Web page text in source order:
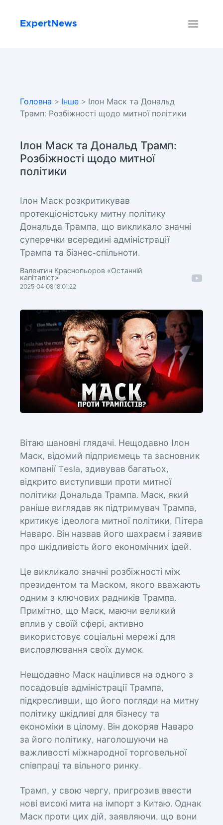
ExpertNews
Головна > Інше > Ілон Маск та Дональд
Трамп: Розбіжності щодо митної політики
Ілон Маск та Дональд Трамп:
Розбіжності щодо митної
політики
Ілон Маск розкритикував
протекціоністську митну політику
Дональда Трампа, що викликало значні
суперечки всередині адміністрації
Трампа та бізнес-спільноти.
Валентин Краснопьоров «Останній
капіталіст»
2025-04-08 18:01:22
Вітаю шановні глядачі. Нещодавно Ілон
Маск, відомий підприємець та засновник
компанії Tesla, здивував багатьох,
відкрито виступивши проти митної
політики Дональда Трампа. Маск, який
раніше виглядав як підтримувач Трампа,
критикує ідеолога митної політики, Пітера
Наваро. Він назвав його шахраєм і заявив
про шкідливість його економічних ідей.
Це викликало значні розбіжності між
президентом та Маском, якого вважають
одним з ключових радників Трампа.
Примітно, що Маск, маючи великий
вплив у своїй сфері, активно
використовує соціальні мережі для
висловлювання своїх думок.
Нещодавно Маск націлився на одного з
посадовців адміністрації Трампа,
підкресливши, що його погляди на митну
політику шкідливі для бізнесу та
економіки в цілому. Він докоряв Наваро
за його політику, наголошуючи на
важливості міжнародної торговельної
співпраці та вільного ринку.
Трамп, у свою чергу, пригрозив ввести
нові високі мита на імпорт з Китаю. Однак
Маск проти цих дій, заявляючи, що вони